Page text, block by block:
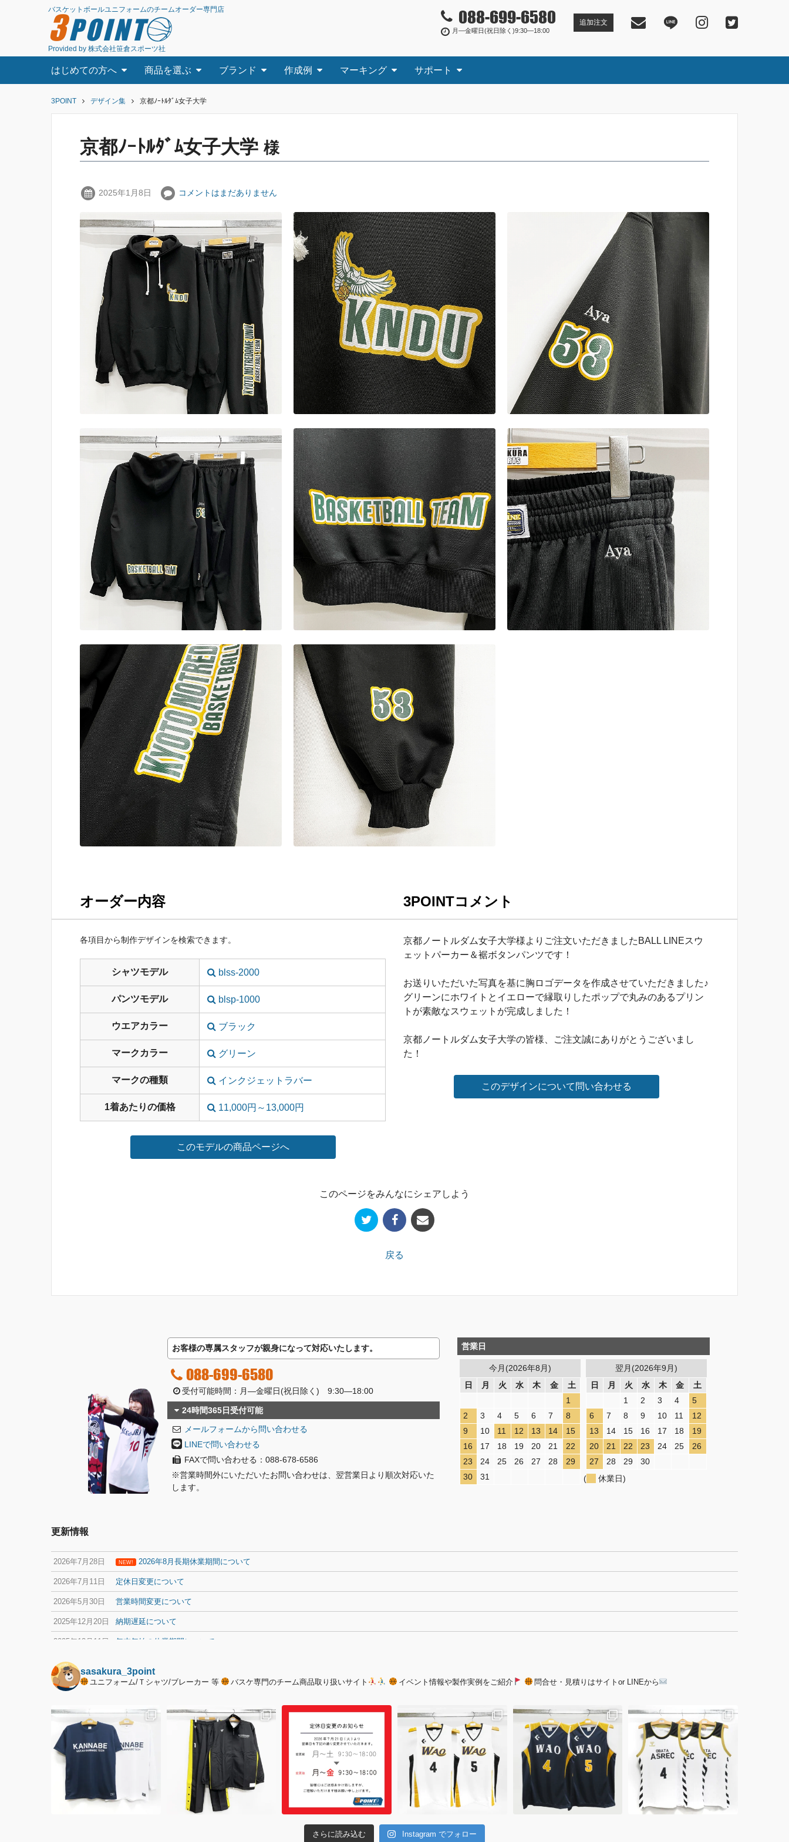
バスケットボールユニフォームのチームオーダー専門店
3POINT
Provided by 株式会社笹倉スポーツ社
088-699-6580
月―金曜日(祝日除く)9:30―18:00
追加注文
はじめての方へ 商品を選ぶ ブランド 作成例 マーキング サポート
3POINT デザイン集 京都ﾉｰﾄﾙﾀﾞﾑ女子大学
京都ﾉｰﾄﾙﾀﾞﾑ女子大学 様
2025年1月8日 コメントはまだありません
オーダー内容
各項目から制作デザインを検索できます。
シャツモデル blss-2000
パンツモデル blsp-1000
ウエアカラー ブラック
マークカラー グリーン
マークの種類 インクジェットラバー
1着あたりの価格 11,000円～13,000円
3POINTコメント
京都ノートルダム女子大学様よりご注文いただきましたBALL LINEスウ
ェットパーカー＆裾ボタンパンツです！
お送りいただいた写真を基に胸ロゴデータを作成させていただきました♪
グリーンにホワイトとイエローで縁取りしたポップで丸みのあるプリン
トが素敵なスウェットが完成しました！
京都ノートルダム女子大学の皆様、ご注文誠にありがとうございまし
た！
このページをみんなにシェアしよう
戻る
お客様の専属スタッフが親身になって対応いたします。
088-699-6580
受付可能時間：月―金曜日(祝日除く) 9:30―18:00
24時間365日受付可能
メールフォームから問い合わせる
LINEで問い合わせる
FAXで問い合わせる：088-678-6586
※営業時間外にいただいたお問い合わせは、翌営業日より順次対応いた
します。
営業日
今月(2026年8月)
日
月 火 水 木 金
土
1
2
3 4 5 6 7
8
9
10 11 12 13 14
15
16
17 18 19 20 21
22
23
24 25 26 27 28
29
30
31
翌月(2026年9月)
日
月 火 水 木 金
土
1
2 3 4
5
6
7 8 9 10 11
12
13
14 15 16 17 18
19
20
21 22 23 24 25
26
27
28 29
30
(
休業日)
更新情報
2026年7月28日 NEW! 2026年8月長期休業期間について
2026年7月11日 定休日変更について
2026年5月30日 営業時間変更について
2025年12月20日 納期遅延について
2025年12月11日 年末年始の休業期間について
sasakura_3point
ユニフォーム/Ｔシャツ/ブレーカー 等 バスケ専門のチーム商品取り扱いサイト イベント情報や製作実例をご紹介 問合せ・見積りはサイトor LINEから
さらに読み込む Instagram でフォロー